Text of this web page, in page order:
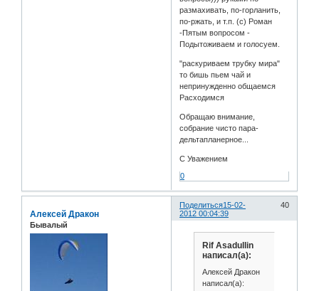
размахивать, по-горланить,
по-ржать, и т.п. (с) Роман
-Пятым вопросом -
Подытоживаем и голосуем.
"раскуриваем трубку мира"
то бишь пьем чай и
непринужденно общаемся
Расходимся
Обращаю внимание,
собрание чисто пара-
дельтапланерное...
С Уважением
0
Поделиться 40
15-02-
2012 00:04:39
Алексей Дракон
Бывалый
Rif Asadullin
написал(а):
Алексей Дракон
написал(а):